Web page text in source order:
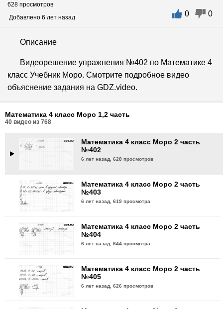
628 просмотров
Добавлено 6 лет назад
0 0
Описание
Видеорешение упражнения №402 по Математике 4
класс Учебник Моро. Смотрите подробное видео
объяснение задания на GDZ.video.
Математика 4 класс Моро 1,2 часть
40 видео из 768
Математика 4 класс Моро 2 часть
№400
6 лет назад,598 просмотров
6 лет назад,587 просмотров
Математика 4 класс Моро 2 часть
№402
6 лет назад,628 просмотров
Математика 4 класс Моро 2 часть
№403
6 лет назад,619 просмотра
Математика 4 класс Моро 2 часть
№404
6 лет назад,644 просмотра
Математика 4 класс Моро 2 часть
№405
6 лет назад,626 просмотров